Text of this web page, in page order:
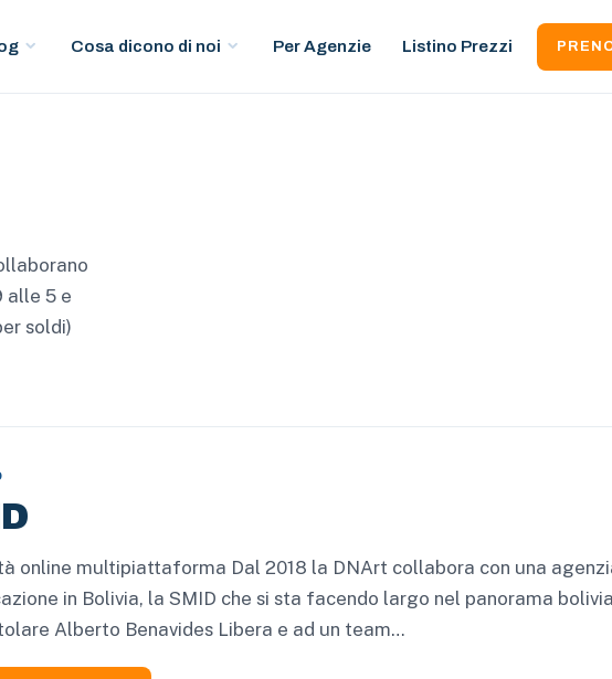
Cosa dicono di noi Per Agenzie Listino Prezzi
alle 5 e
soldi)
online multipiattaforma Dal 2018 la DNArt collabora con una
in Bolivia, la SMID che si sta facendo largo nel panorama
Alberto Benavides Libera e ad un team…